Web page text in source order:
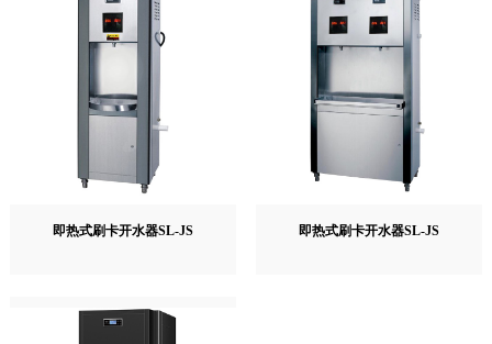
即热式刷卡开水器SL-JS 即热式刷卡开水器SL-JS